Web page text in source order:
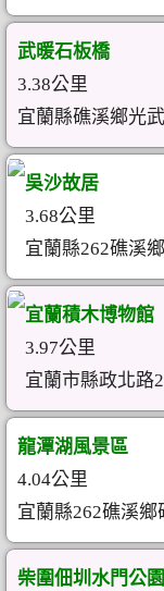
武暖石板橋
3.38公里
宜蘭縣礁溪鄉光
吳沙故居
3.68公里
宜蘭縣262礁溪
宜蘭積木博物館
3.97公里
宜蘭市縣政北路
龍潭湖風景區
4.04公里
宜蘭縣262礁溪
柴圍佃圳水門公園